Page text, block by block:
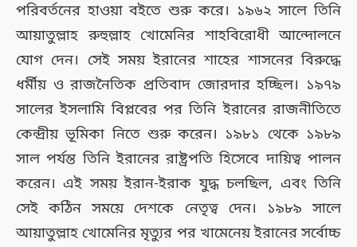
পরিবর্তনের হাওয়া বইতে শুরু করে। ১৯৬২ সালে তিনি
আয়াতুল্লাহ রুহুল্লাহ খোমেনির শাহবিরোধী আন্দোলনে
যোগ দেন। সেই সময় ইরানের শাহের শাসনের বিরুদ্ধে
ধর্মীয় ও রাজনৈতিক প্রতিবাদ জোরদার হচ্ছিল। ১৯৭৯
সালের ইসলামি বিপ্লবের পর তিনি ইরানের রাজনীতিতে
কেন্দ্রীয় ভূমিকা নিতে শুরু করেন। ১৯৮১ থেকে ১৯৮৯
সাল পর্যন্ত তিনি ইরানের রাষ্ট্রপতি হিসেবে দায়িত্ব পালন
করেন। এই সময় ইরান-ইরাক যুদ্ধ চলছিল, এবং তিনি
সেই কঠিন সময়ে দেশকে নেতৃত্ব দেন। ১৯৮৯ সালে
আয়াতুল্লাহ খোমেনির মৃত্যুর পর খামেনেয় ইরানের সর্বোচ্চ